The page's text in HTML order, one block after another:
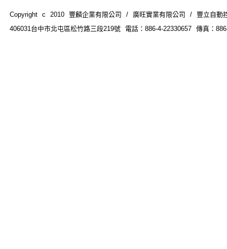
Copyright c 2010 豐麟企業有限公司 / 廣旺實業有限公司 / 豐立自動
406031台中市北屯區松竹路三段219號 電話：886-4-22330657 傳真：